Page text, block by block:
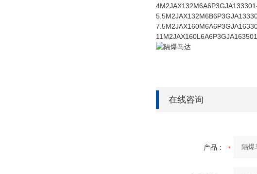
4M2JAX132M6A6P
5.5M2JAX132M6B6P
7.5M2JAX160M6A6P
11 M2JAX160L6A6P
在线咨询
产品：